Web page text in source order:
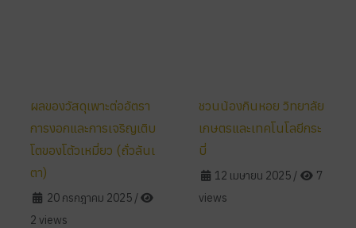
ผลของวัสดุเพาะต่ออัตรา
การงอกและการเจริญเติบ
โตของโต้วเหมี่ยว (ถั่วลันเ
ตา)
20 กรกฎาคม 2025/
2 views
ชวนน้องกินหอย วิทยาลัย
เกษตรและเทคโนโลยีกระ
บี่
12 เมษายน 2025 /
7
views